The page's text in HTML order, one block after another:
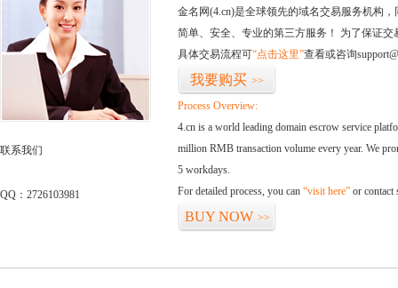
联系我们
QQ：2726103981
金名网(4.cn)是全球领先的域名交易服务机构
简单、安全、专业的第三方服务！ 为了保证
具体交易流程可“点击这里”查看或咨询
我要购买 >>
Process Overview:
4.cn is a world leading domain escrow service
million RMB transaction volume every year. We
5 workdays.
For detailed process, you can “visit here” or contact
BUY NOW >>